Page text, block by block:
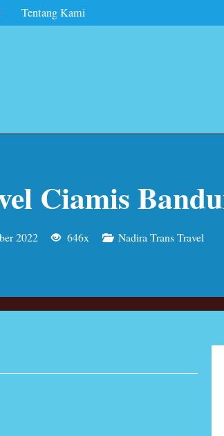
Tentang Kami
Ciamis
2022 646x Nadira Trans Travel